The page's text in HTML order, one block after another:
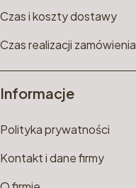
Czas i koszty dostawy
Czas realizacji zamówienia
Informacje
Polityka prywatności
Kontakt i dane firmy